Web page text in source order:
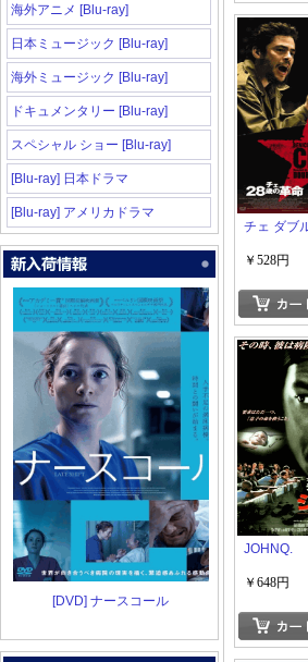
海外アニメ [Blu-ray]
日本ミュージック [Blu-ray]
海外ミュージック [Blu-ray]
ドキュメンタリー [Blu-ray]
スペシャル ショー [Blu-ray]
[Blu-ray] 日本ドラマ
[Blu-ray] アメリカドラマ
[DVD] ナースコール
チェ ダブ
￥528円
JOHNQ.
￥648円